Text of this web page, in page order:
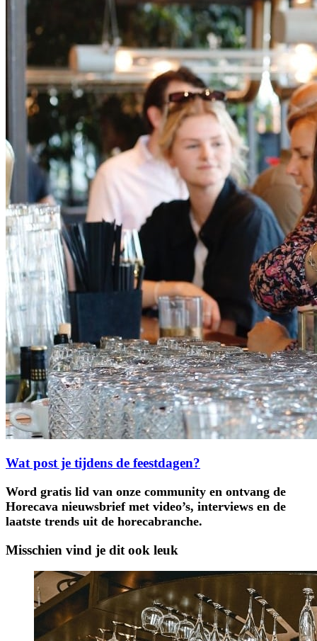
Wat post je tijdens de feestdagen?
Word gratis lid van onze community en ontvang de
Horecava nieuwsbrief met video’s, interviews en de
laatste trends uit de horecabranche.
Misschien vind je dit ook leuk